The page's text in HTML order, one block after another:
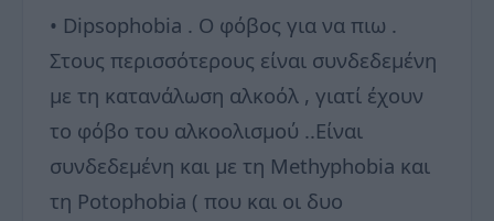
• Dipsοphobia . Ο φόβος για να πιω .
Στους περισσότερους είναι συνδεδεμένη
με τη κατανάλωση αλκοόλ , γιατί έχουν
το φόβο του αλκοολισμού ..Είναι
συνδεδεμένη και με τη Methyphobia και
τη Potophobia ( που και οι δυο